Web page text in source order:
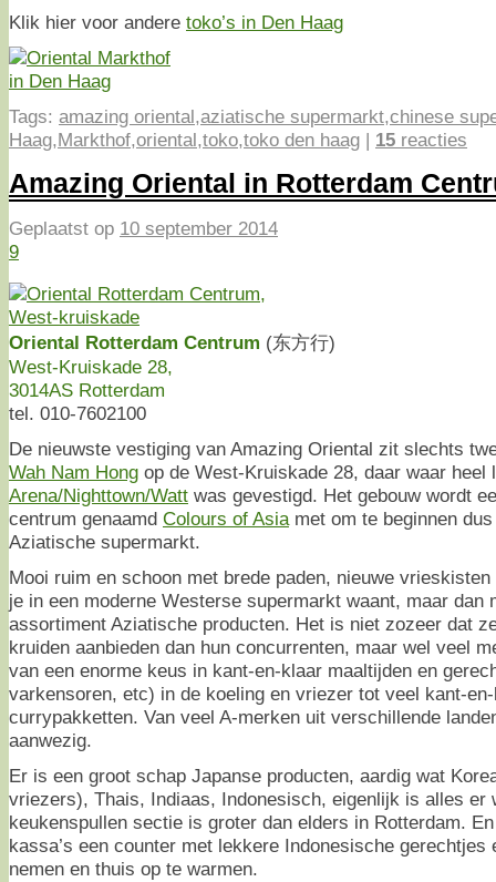
Klik hier voor andere toko’s in Den Haag
Tags: amazing oriental,aziatische supermarkt,chinese
Haag,Markthof,oriental,toko,toko den haag | 15 reacties
Amazing Oriental in Rotterdam
Geplaatst op 10 september 2014
9
Oriental Rotterdam Centrum (东方行)
West-Kruiskade 28,
3014AS Rotterdam
tel. 010-7602100
De nieuwste vestiging van Amazing Oriental zit slechts
Wah Nam Hong op de West-Kruiskade 28, daar waar heel
Arena/Nighttown/Watt was gevestigd. Het gebouw wordt
centrum genaamd Colours of Asiamet om te beginnen dus
Aziatische supermarkt.
Mooi ruim en schoon met brede paden, nieuwe
je in een moderne Westerse supermarkt waant, maar dan
assortiment Aziatische producten. Het is niet zozeer dat
kruiden aanbieden dan hun concurrenten, maar wel veel
van een enorme keus in kant-en-klaar maaltijden en
varkensoren, etc) in de koeling en vriezer tot veel kant-
currypakketten. Van veel A-merken uit verschillende
aanwezig.
Er is een groot schap Japanse producten, aardig wat
vriezers), Thais, Indiaas, Indonesisch, eigenlijk is alles er
keukenspullen sectie is groter dan elders in Rotterdam.
kassa’s een counter met lekkere Indonesische gerechtjes
nemen en thuis op te warmen.